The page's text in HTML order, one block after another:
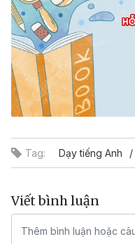
Tag: Dạy tiếng Anh
Viết bình luận